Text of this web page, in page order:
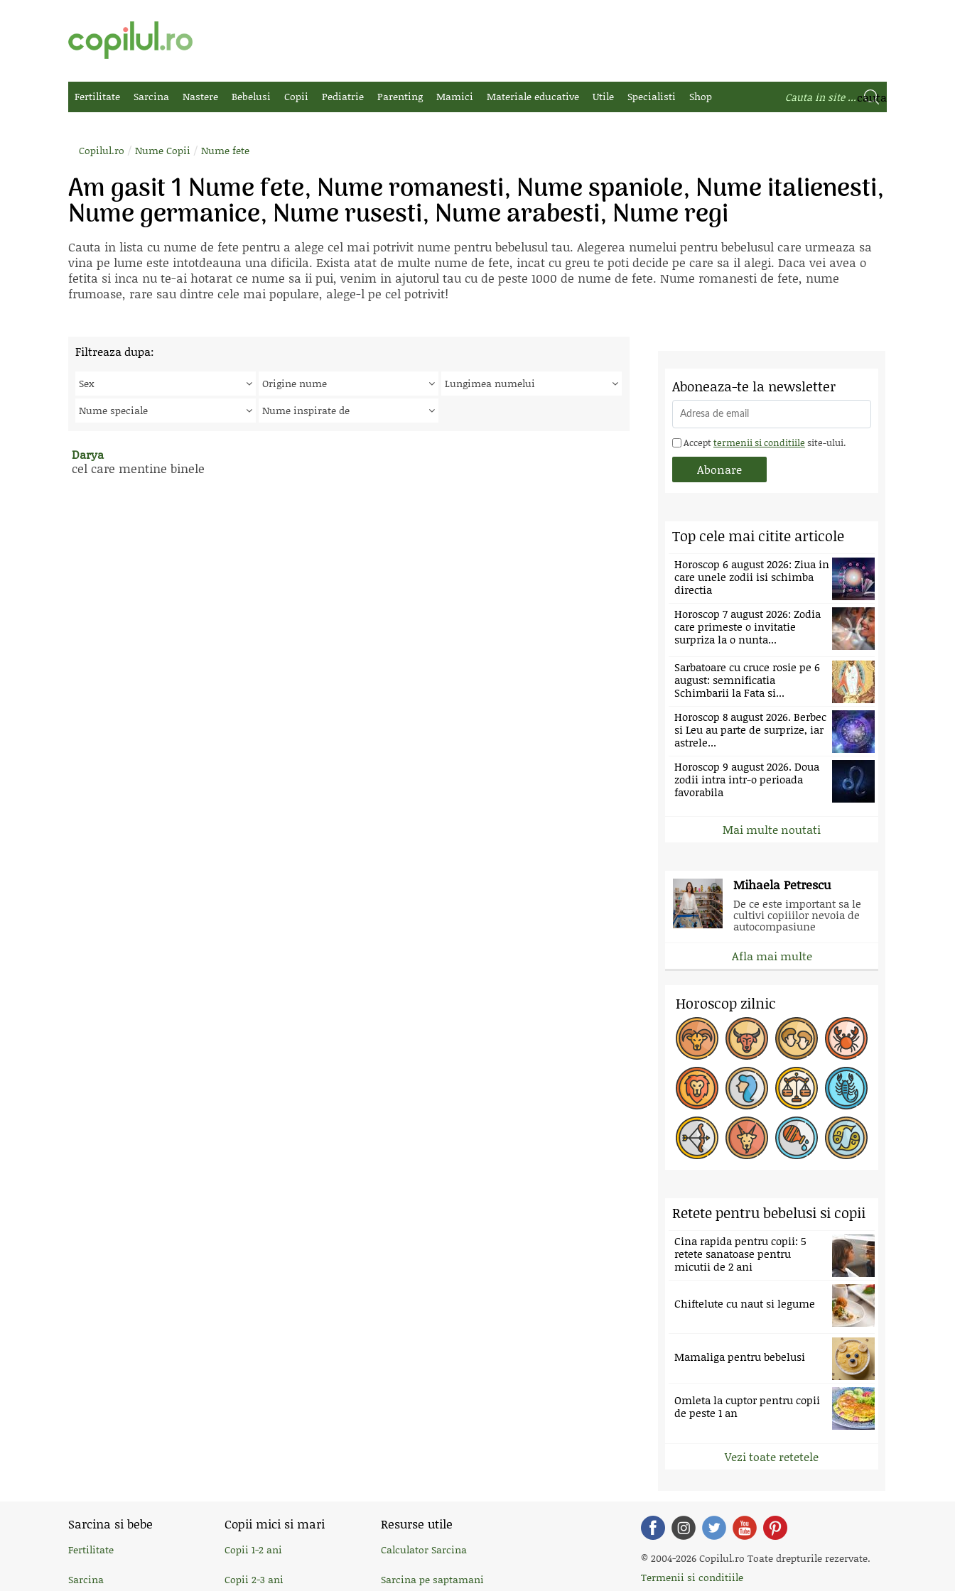
Fertilitate Sarcina Nastere Bebelusi Copii Pediatrie Parenting Mamici Materiale educative Utile Specialisti Shop
Copilul.ro / Nume Copii / Nume fete
Am gasit 1 Nume fete, Nume romanesti, Nume spaniole, Nume italienesti,
Nume germanice, Nume rusesti, Nume arabesti, Nume regi
Cauta in lista cu nume de fete pentru a alege cel mai potrivit nume pentru bebelusul tau. Alegerea numelui pentru bebelusul care urmeaza sa
vina pe lume este intotdeauna una dificila. Exista atat de multe nume de fete, incat cu greu te poti decide pe care sa il alegi. Daca vei avea o
fetita si inca nu te-ai hotarat ce nume sa ii pui, venim in ajutorul tau cu de peste 1000 de nume de fete. Nume romanesti de fete, nume
frumoase, rare sau dintre cele mai populare, alege-l pe cel potrivit!
Filtreaza dupa:
Sex Origine nume
Lungimea numelui
Nume speciale
Nume inspirate de
Darya
cel care mentine binele
Aboneaza-te la newsletter
Accepttermenii si conditiile site-ului.
Top cele mai citite articole
Horoscop 6 august 2026: Ziua in
care unele zodii isi schimba
directia
Horoscop 7 august 2026: Zodia
care primeste o invitatie
surpriza la o nunta...
Sarbatoare cu cruce rosie pe 6
august: semnificatia
Schimbarii la Fata si...
Horoscop 8 august 2026. Berbec
si Leu au parte de surprize, iar
astrele...
Horoscop 9 august 2026. Doua
zodii intra intr-o perioada
favorabila
Mai multe noutati
Mihaela Petrescu
De ce este important sa le
cultivi copiiilor nevoia de
autocompasiune
Afla mai multe
Horoscop zilnic
Retete pentru bebelusi si copii
Cina rapida pentru copii: 5
retete sanatoase pentru
micutii de 2 ani
Chiftelute cu naut si legume
Mamaliga pentru bebelusi
Omleta la cuptor pentru copii
de peste 1 an
Vezi toate retetele
Sarcina si bebe
Fertilitate
Sarcina
Copii mici si mari
Copii 1-2 ani
Copii 2-3 ani
Resurse utile
Calculator Sarcina
Sarcina pe saptamani
© 2004-2026 Copilul.ro Toate drepturile rezervate.
Termenii si conditiile